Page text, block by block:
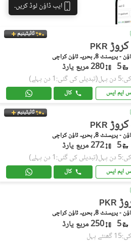
ایپ ڈاؤن لوڈ کریں۔
ٹائیٹینیم
PKR
8, بحریہ ٹاؤن کراچی
5 280 مربع یارڈ
پہل (تبدیلی کی گئی:1 دن پہلے)
ایم ایس کال
ٹائیٹینیم
PKR
8, بحریہ ٹاؤن کراچی
5 272 مربع یارڈ
پہل (تبدیلی کی گئی:1 دن پہلے)
ایم ایس کال
PKR
8, بحریہ ٹاؤن کراچی
5 250 مربع یارڈ
پہل